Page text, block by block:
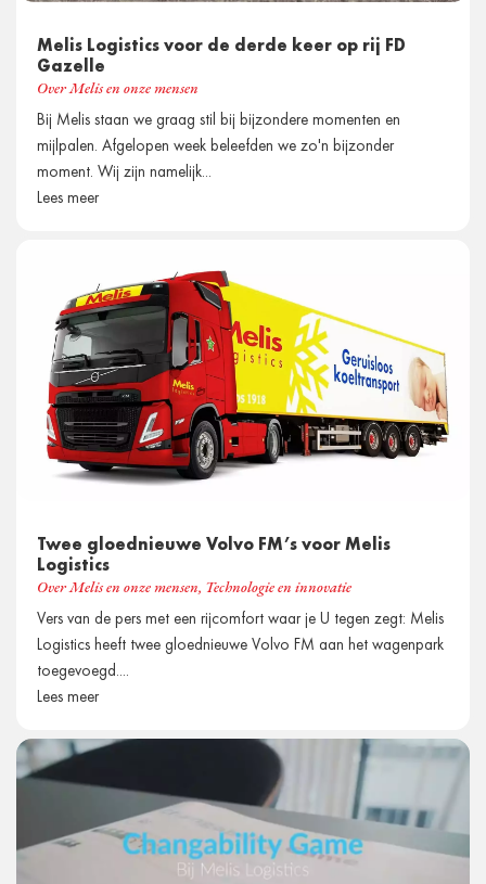
Melis Logistics voor de derde keer op rij FD
Gazelle
Over Melis en onze mensen
Bij Melis staan we graag stil bij bijzondere momenten en
mijlpalen. Afgelopen week beleefden we zo'n bijzonder
moment. Wij zijn namelijk...
Lees meer
Twee gloednieuwe Volvo FM’s voor Melis
Logistics
Over Melis en onze mensen, Technologie en innovatie
Vers van de pers met een rijcomfort waar je U tegen zegt: Melis
Logistics heeft twee gloednieuwe Volvo FM aan het wagenpark
toegevoegd....
Lees meer